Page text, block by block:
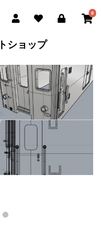
0
ショップ